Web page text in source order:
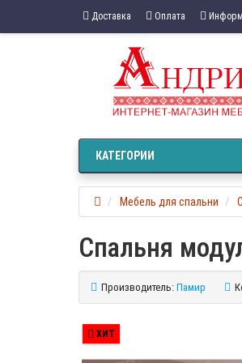
Доставка Оплата
КАТЕГОРИИ
Мебель для спальни
Спальня
Производитель: Памир
ХИТ